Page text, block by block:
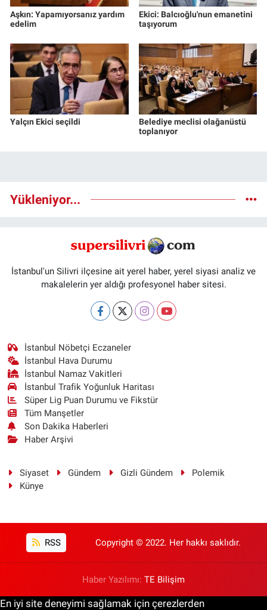
Aşkın: Yapamıyorsanız yardım
edelim
Ekici: Balcıoğlu'nun emanetini
taşıyorum
Yalçın Ekici seçildi
Belediye meclisi olağanüstü
toplanıyor
Yükleniyor...
İstanbul'un Silivri ilçesine ait yerel haber, yerel siyasi analiz ve
makalelerin yer aldığı profesyonel haber sitesi.
İstanbul Nöbetçi Eczaneler
İstanbul Hava Durumu
İstanbul Namaz Vakitleri
İstanbul Trafik Yoğunluk Haritası
Süper Lig Puan Durumu ve Fikstür
Tüm Manşetler
Son Dakika Haberleri
Haber Arşivi
Siyaset Gündem Gizli Gündem
Polemik
Künye
RSS Copyright © 2022. Her hakkı saklıdır.
Haber Yazılımı: TE Bilişim
En iyi site deneyimi sağlamak için çerezlerden